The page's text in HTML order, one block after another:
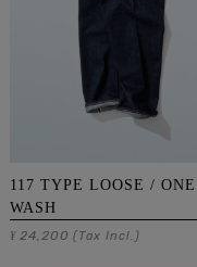
117 TYPE LOOSE / ONE
WASH
¥ 24,200 (Tax Incl.)